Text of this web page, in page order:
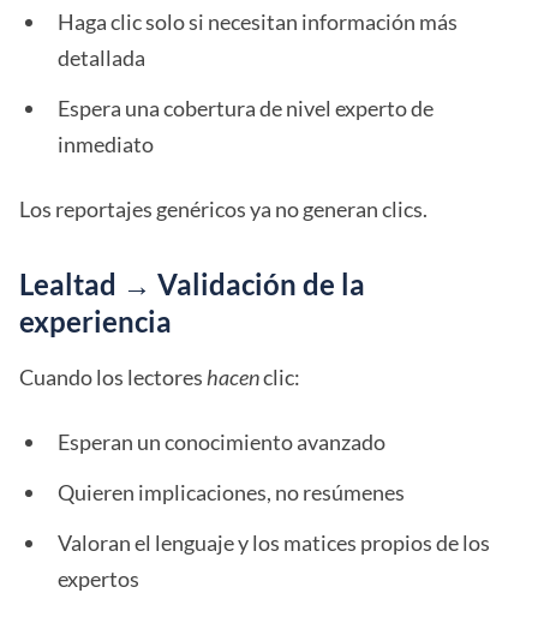
Haga clic solo si necesitan información más
detallada
Espera una cobertura de nivel experto de
inmediato
Los reportajes genéricos ya no generan clics.
Lealtad → Validación de la
experiencia
Cuando los lectores hacenclic:
Esperan un conocimiento avanzado
Quieren implicaciones, no resúmenes
Valoran el lenguaje y los matices propios de los
expertos